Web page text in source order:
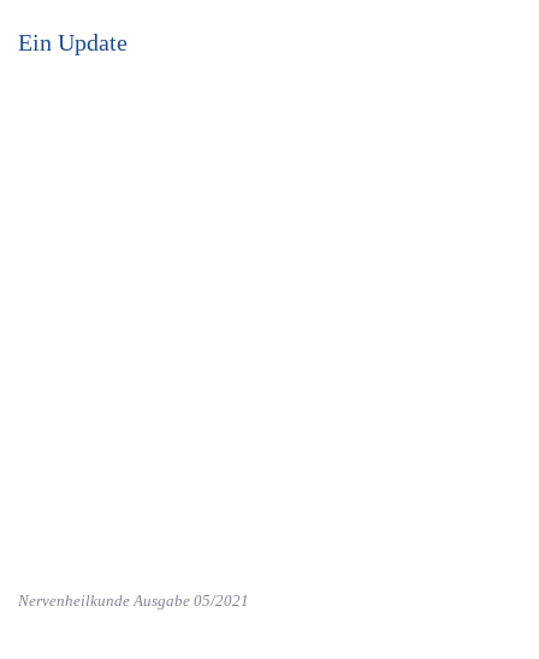
Ein Update
Nervenheilkunde Ausgabe 05/2021